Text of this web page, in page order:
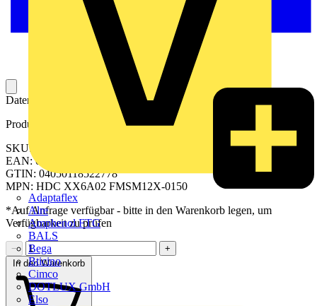
Adaptaflex
Alre
Amphenol FTG
BALS
Bega
Bticino
Cimco
DOTLUX GmbH
Elso
Datenleitung zur Datenübertragung in einem Datenmodul.
Produktkennzeichen
SKU: 2503780150
EAN: 04050118522778
GTIN: 04050118522778
MPN: HDC XX6A02 FMSM12X-0150
*Auf Anfrage verfügbar - bitte in den Warenkorb legen, um
Verfügbarkeit zu prüfen
−
+
In den Warenkorb